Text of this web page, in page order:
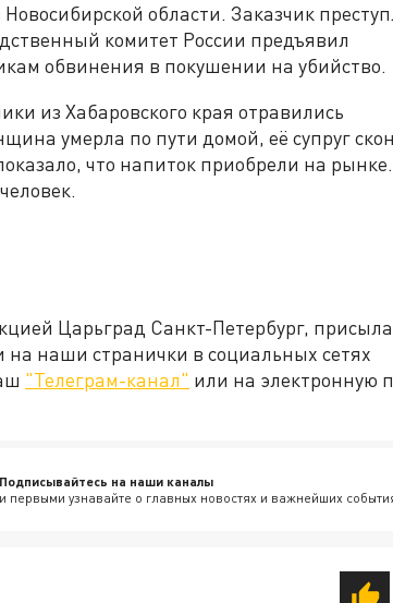
области. Заказчик
комитет России предъявил
обвинения в покушении на убийство.
из Хабаровского края отравились
умерла по пути домой, её супруг
что напиток приобрели на рынке.
Царьград Санкт-Петербург,
наши странички в социальных сетях
"Телеграм-канал" или на электронную
Подписывайтесь на наши каналы
и первыми узнавайте о главных новостях и важнейших